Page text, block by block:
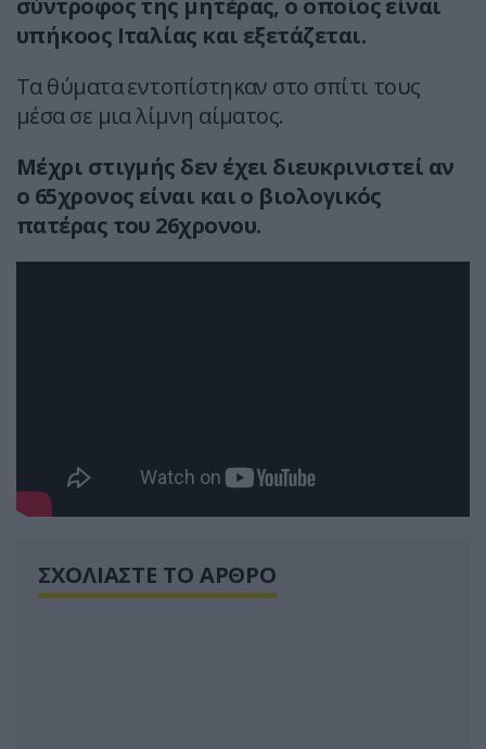
σύντροφος της μητέρας, ο οποίος είναι
υπήκοος Ιταλίας και εξετάζεται.
Τα θύματα εντοπίστηκαν στο σπίτι τους
μέσα σε μια λίμνη αίματος.
Μέχρι στιγμής δεν έχει διευκρινιστεί αν
ο 65χρονος είναι και ο βιολογικός
πατέρας του 26χρονου.
ΣΧΟΛΙΑΣΤΕ ΤΟ ΑΡΘΡΟ